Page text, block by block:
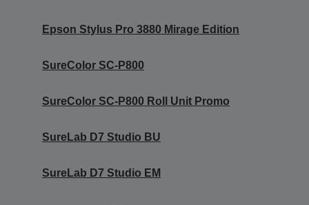
Epson Stylus Pro 3880 Mirage Edition
SureColor SC-P800
SureColor SC-P800 Roll Unit Promo
SureLab D7 Studio BU
SureLab D7 Studio EM